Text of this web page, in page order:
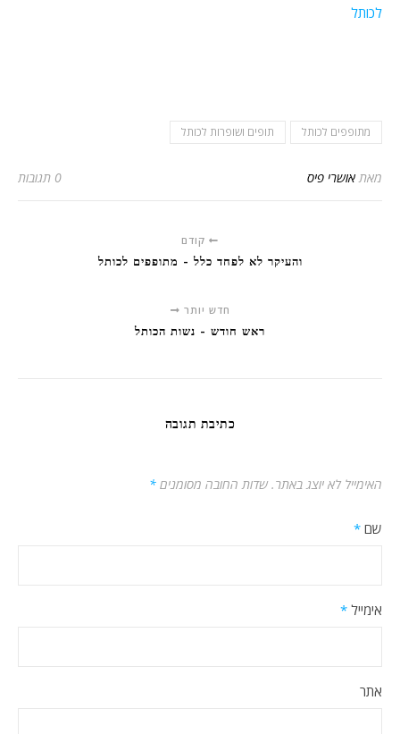
מתופפים לכותל תופים ושופרות לכותל
מאתאושרי פיס 0 תגובות
קודם
והעיקר לא לפחד כלל - מתופפים לכותל
חדש יותר
ראש חודש - נשות הכותל
כתיבת תגובה
האימייל לא יוצג באתר. שדות החובה מסומנים *
שם *
אימייל *
אתר